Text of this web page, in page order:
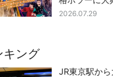
2026.07.29
キング
JR東京駅か